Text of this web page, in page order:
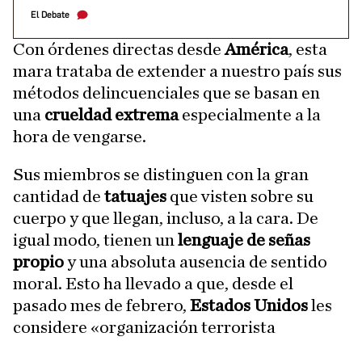
El Debate
Con órdenes directas desdeAmérica, esta
mara trataba de extender a nuestro país sus
métodos delincuenciales que se basan en
una crueldad extremaespecialmente a la
hora de vengarse.
Sus miembros se distinguen con la gran
cantidad de tatuajes que visten sobre su
cuerpo y que llegan, incluso, a la cara. De
igual modo, tienen un lenguaje de señas
propioy una absoluta ausencia de sentido
moral. Esto ha llevado a que, desde el
pasado mes de febrero, Estados Unidosles
considere «organización terrorista